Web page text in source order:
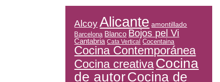
Alcoy Alicante amontillado
Barcelona Blanco Bojos pel Vi
Cantabria Cata Vertical Cocentaina
Cocina Contemporánea
Cocina creativaCocina
de autorCocina de